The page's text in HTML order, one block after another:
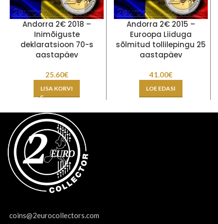
Andorra 2€ 2018 –
Inimõiguste
deklaratsioon 70-s
aastapäev
25.60€
LISA KORVI
Andorra 2€ 2015 –
Euroopa Liiduga
sõlmitud tollilepingu 25
aastapäev
41.00€
LOE EDASI
coins@2eurocollectors.com